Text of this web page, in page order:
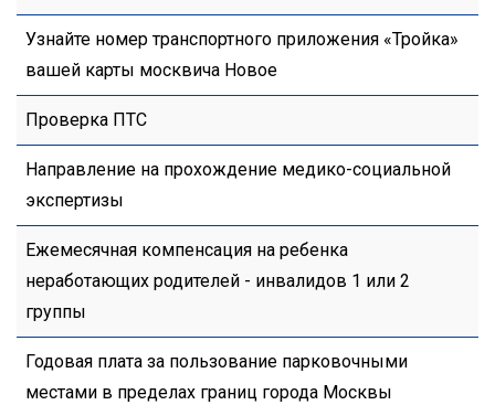
Узнайте номер транспортного приложения «Тройка»
вашей карты москвича Новое
Проверка ПТС
Направление на прохождение медико-социальной
экспертизы
Ежемесячная компенсация на ребенка
неработающих родителей - инвалидов 1 или 2
группы
Годовая плата за пользование парковочными
местами в пределах границ города Москвы